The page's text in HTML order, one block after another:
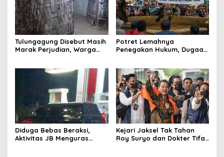
Tulungagung Disebut Masih
Marak Perjudian, Warga
Potret Lemahnya
Penegakan Hukum, Dugaan
Diduga Bebas Beraksi,
Aktivitas JB Menguras
Kejari Jaksel Tak Tahan
Roy Suryo dan Dokter Tifa,